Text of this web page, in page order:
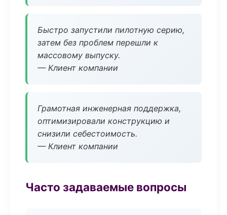
Быстро запустили пилотную серию,
затем без проблем перешли к
массовому выпуску.
— Клиент компании
Грамотная инженерная поддержка,
оптимизировали конструкцию и
снизили себестоимость.
— Клиент компании
Часто задаваемые вопросы